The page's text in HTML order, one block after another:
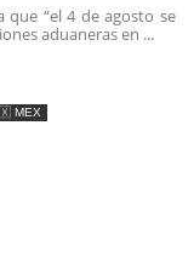
que “el 4 de agosto se
aduaneras en ...
MEX